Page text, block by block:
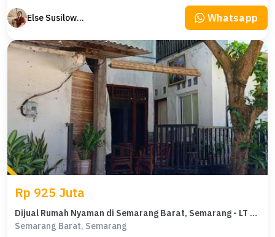
Else Susilowaty Whatsapp
Rp 925 Juta
Dijual Rumah Nyaman di Semarang Barat, Semarang - LT 147m²
Semarang Barat, Semarang